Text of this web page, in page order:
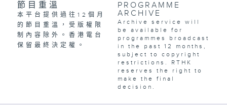
節目重溫
本平台提供過往12個月
的節目重溫，受版權限
制內容除外。香港電台
保留最終決定權。
PROGRAMME
ARCHIVE
Archive service will
be available for
programmes broadcast
in the past 12 months,
subject to copyright
restrictions. RTHK
reserves the right to
make the final
decision.